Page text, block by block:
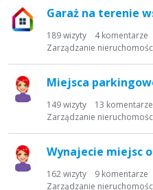
s
k
s
Garaż na terenie
189wizyty 4komentarze
Zarządzanie
Miejsca
149wizyty 13 komentarze
Zarządzanie
Wynajecie miejsc
162wizyty 9 komentarze
Zarządzanie